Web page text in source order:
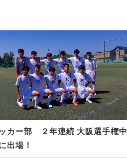
カー部 ２年連続 大阪選手権中
出場！